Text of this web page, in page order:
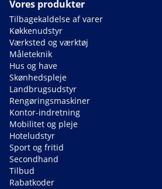
Vores produkter
Tilbagekaldelse af varer
Køkkenudstyr
Værksted og værktøj
Måleteknik
Hus og have
Skønhedspleje
Landbrugsudstyr
Rengøringsmaskiner
Kontor-indretning
Mobilitet og pleje
Hoteludstyr
Sport og fritid
Secondhand
Tilbud
Rabatkoder